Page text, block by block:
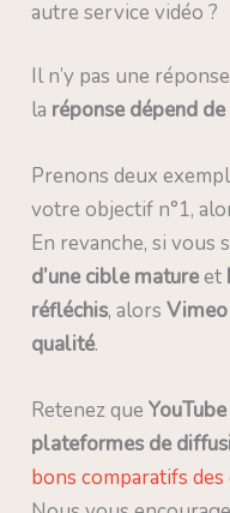
autre service vidéo ?
Il n’y pas une
la réponse dépend
Prenons deux
votre objectif n°1,
En revanche, si vous
d’une cible matureet
réfléchis, alors
qualité.
Retenez que
plateformes de
bons comparatifs